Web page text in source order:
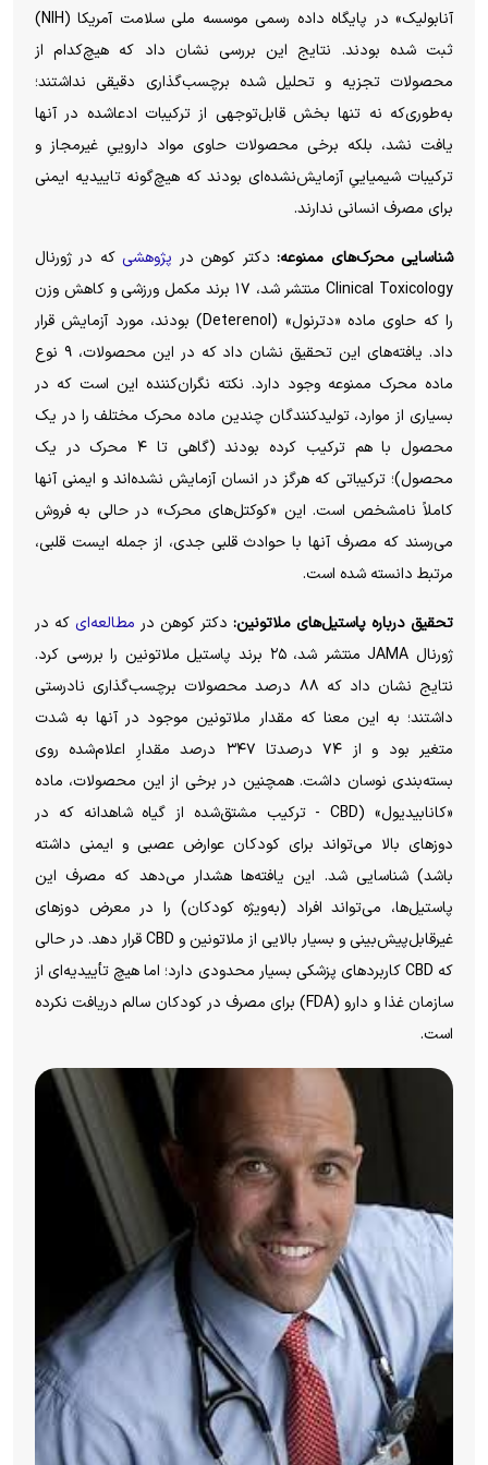
آنابولیک» در پایگاه داده رسمی موسسه ملی سلامت آمریکا (NIH)
ثبت شده بودند. نتایج این بررسی نشان داد که هیچ‌کدام از
محصولات تجزیه و تحلیل شده برچسب‌گذاری دقیقی نداشتند؛
به‌طوری‌که نه تنها بخش قابل‌توجهی از ترکیبات ادعاشده در آنها
یافت نشد، بلکه برخی محصولات حاوی مواد داروییِ غیرمجاز و
ترکیبات شیمیاییِ آزمایش‌نشده‌ای بودند که هیچ‌گونه تاییدیه ایمنی
برای مصرف انسانی ندارند.
شناسایی محرک‌های ممنوعه: دکتر کوهن در پژوهشی که در ژورنال
Clinical Toxicology منتشر شد، ۱۷ برند مکمل ورزشی و کاهش وزن
را که حاوی ماده «دترنول» (Deterenol) بودند، مورد آزمایش قرار
داد. یافته‌های این تحقیق نشان داد که در این محصولات، ۹ نوع
ماده محرک ممنوعه وجود دارد. نکته نگران‌کننده این است که در
بسیاری از موارد، تولیدکنندگان چندین ماده محرک مختلف را در یک
محصول با هم ترکیب کرده بودند (گاهی تا ۴ محرک در یک
محصول)؛ ترکیباتی که هرگز در انسان آزمایش نشده‌اند و ایمنی آنها
کاملاً نامشخص است. این «کوکتل‌های محرک» در حالی به فروش
می‌رسند که مصرف آنها با حوادث قلبی جدی، از جمله ایست قلبی،
مرتبط دانسته شده است.
تحقیق درباره پاستیل‌های ملاتونین: دکتر کوهن در مطالعه‌ای که در
ژورنال JAMA منتشر شد، ۲۵ برند پاستیل ملاتونین را بررسی کرد.
نتایج نشان داد که ۸۸ درصد محصولات برچسب‌گذاری نادرستی
داشتند؛ به این معنا که مقدار ملاتونین موجود در آنها به شدت
متغیر بود و از ۷۴ درصدتا ۳۴۷ درصد مقدارِ اعلام‌شده روی
بسته‌بندی نوسان داشت. همچنین در برخی از این محصولات، ماده
«کانابیدیول» (CBD - ترکیب مشتق‌شده از گیاه شاهدانه که در
دوز‌های بالا می‌تواند برای کودکان عوارض عصبی و ایمنی داشته
باشد) شناسایی شد. این یافته‌ها هشدار می‌دهد که مصرف این
پاستیل‌ها، می‌تواند افراد (به‌ویژه کودکان) را در معرض دوز‌های
غیرقابل‌پیش‌بینی و بسیار بالایی از ملاتونین و CBD قرار دهد. در حالی
که CBD کاربرد‌های پزشکی بسیار محدودی دارد؛ اما هیچ تأییدیه‌ای از
سازمان غذا و دارو (FDA) برای مصرف در کودکان سالم دریافت نکرده
است.